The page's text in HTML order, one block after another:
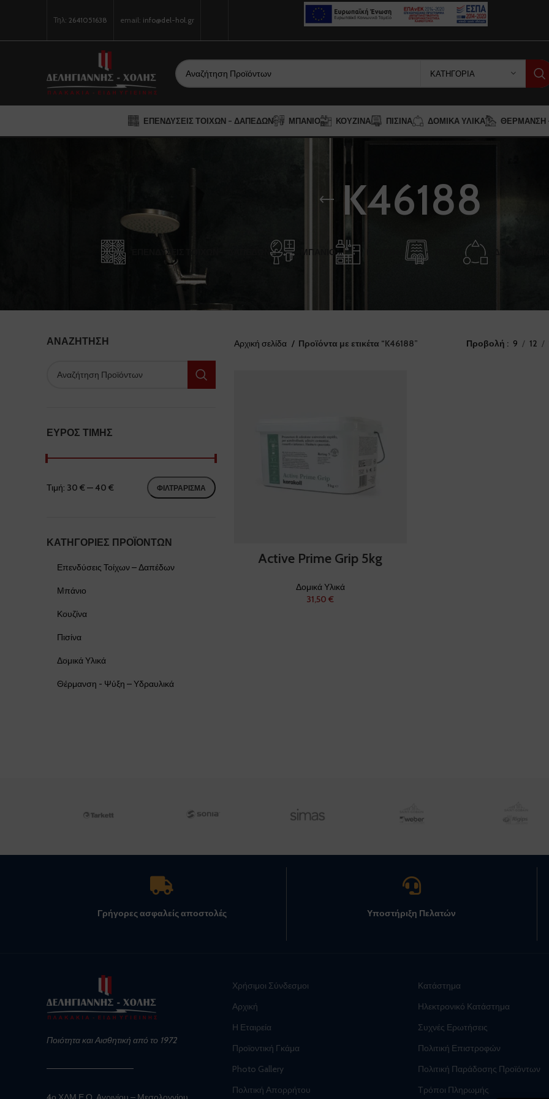
Τηλ: 2641051638 email: info@del-hol.gr
ΚΑΤΗΓΟΡΊΑ
ΕΠΕΝΔΎΣΕΙΣ ΤΟΊΧΩΝ – ΔΑΠΈΔΩΝ ΜΠΆΝΙΟ ΚΟΥΖΊΝΑ ΠΙΣΊΝΑ ΔΟΜΙΚΆ ΥΛΙΚΆ ΘΈΡΜΑΝΣΗ
K46188
ΕΠΕΝΔΎΣΕΙΣ ΤΟΊΧΩΝ – ΔΑΠΈΔΩΝ ΜΠΆΝΙΟ
ΑΝΑΖΉΤΗΣΗ
ΕΎΡΟΣ ΤΙΜΉΣ
ΦΙΛΤΡΆΡΙΣΜΑ
Τιμή: 30 € — 40 €
ΚΑΤΗΓΟΡΊΕΣ ΠΡΟΪΌΝΤΩΝ
Επενδύσεις Τοίχων – Δαπέδων
Μπάνιο
Κουζίνα
Πισίνα
Δομικά Υλικά
Θέρμανση - Ψύξη – Υδραυλικά
Αρχική σελίδα Προϊόντα με ετικέτα “K46188” Προβολή 9 12
Active Prime Grip 5kg
Δομικά Υλικά
€
Γρήγορες ασφαλείς αποστολές Υποστήριξη Πελατών
Ποιότητα και Αισθητική από το 1972
Χρήσιμοι Σύνδεσμοι
Αρχική
Η Εταιρεία
Προϊοντική Γκάμα
Photo Gallery
Πολιτική Απορρήτου
Κατάστημα
Ηλεκτρονικό Κατάστημα
Συχνές Ερωτήσεις
Πολιτική Επιστροφών
Πολιτική Παράδοσης Προϊόντων
Τρόποι Πληρωμής